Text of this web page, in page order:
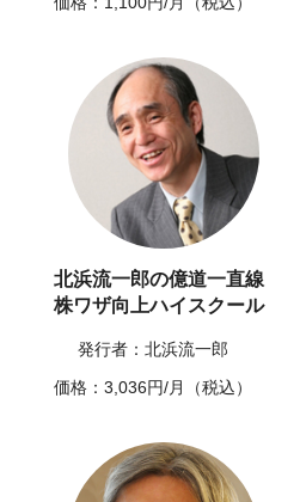
北浜流一郎の億道一直線
株ワザ向上ハイスクール
発行者：北浜流一郎
価格：3,036円/月（税込）